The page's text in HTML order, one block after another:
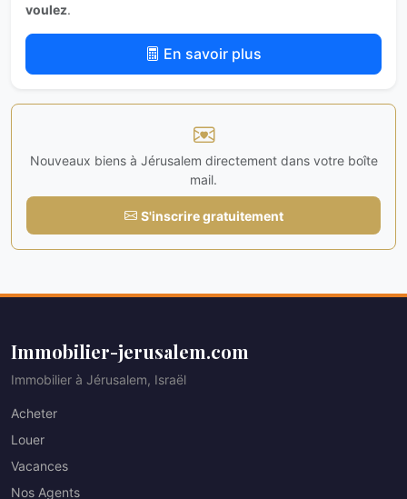
voulez.
En savoir plus
Nouveaux biens à Jérusalem directement dans votre boîte
mail.
S'inscrire gratuitement
Immobilier-jerusalem.com
Immobilier à Jérusalem, Israël
Acheter
Louer
Vacances
Nos Agents